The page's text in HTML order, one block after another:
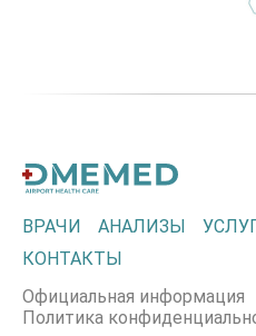
ВРАЧИ АНАЛИЗЫ
КОНТАКТЫ
Официальная информация
Политика